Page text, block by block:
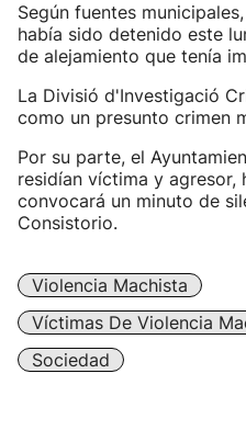
Según fuentes
había sido detenido este
de alejamiento que tenía
La Divisió d'Investigació
como un presunto crimen
Por su parte, el
residían víctima y agresor,
convocará un minuto de
Consistorio.
Violencia Machista
Víctimas De Violencia
Sociedad